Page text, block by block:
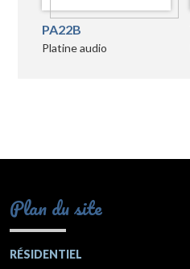
PA22B
Platine audio
Plan du site
RÉSIDENTIEL